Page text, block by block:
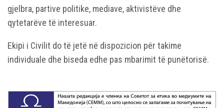
gjelbra, partive politike, mediave, aktivistëve dhe
qytetarëve të interesuar.
Ekipi i Civilit do të jetë në dispozicion për takime
individuale dhe biseda edhe pas mbarimit të punëtorisë.